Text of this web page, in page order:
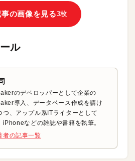
の画像を見る3枚
ル
のデベロッパーとして企業の
導入、データベース作成を請け
つ、アップル系ITライターとして
iPhoneなどの雑誌や書籍を執筆。
者の記事一覧